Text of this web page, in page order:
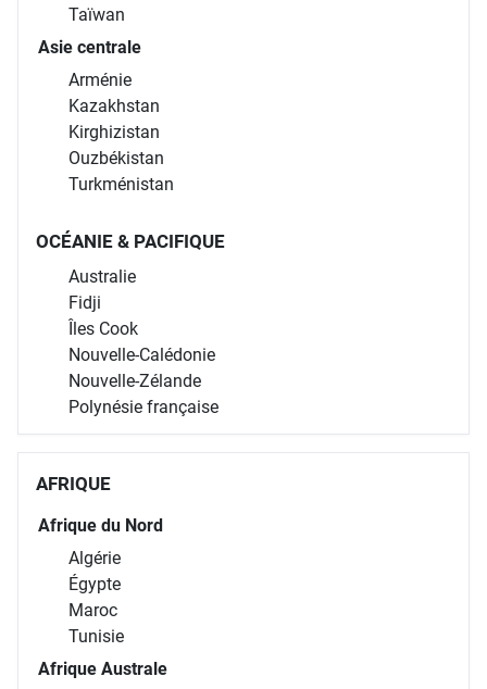
Taïwan
Asie centrale
Arménie
Kazakhstan
Kirghizistan
Ouzbékistan
Turkménistan
OCÉANIE & PACIFIQUE
Australie
Fidji
Îles Cook
Nouvelle-Calédonie
Nouvelle-Zélande
Polynésie française
AFRIQUE
Afrique du Nord
Algérie
Égypte
Maroc
Tunisie
Afrique Australe